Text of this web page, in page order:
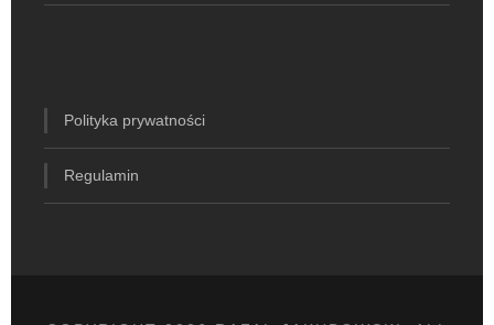
Polityka prywatności
Regulamin